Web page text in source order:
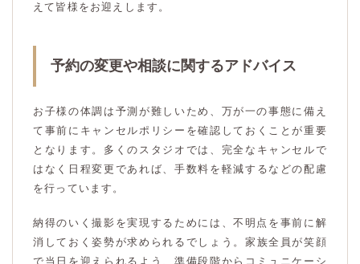
えて皆様をお迎えします。
予約の変更や相談に関するアドバイス
お子様の体調は予測が難しいため、万が一の事態に備え
て事前にキャンセルポリシーを確認しておくことが重要
となります。多くのスタジオでは、完全なキャンセルで
はなく日程変更であれば、手数料を軽減するなどの配慮
を行っています。
納得のいく撮影を実現するためには、不明点を事前に解
消しておく姿勢が求められるでしょう。家族全員が笑顔
で当日を迎えられるよう、準備段階からコミュニケーシ